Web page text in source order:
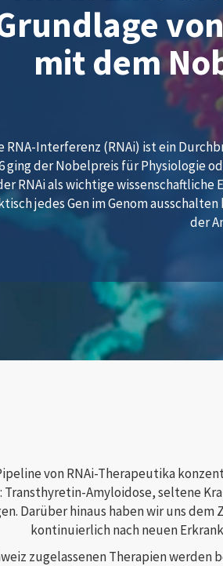
mit dem
RNA-Interferenz (RNAi) ist ein
ging der Nobelpreis für Physiologie
RNAi als wichtige
jedes Gen im Genom
der
von RNAi-Therapeutika
Transthyretin-Amyloidose, seltene
Darüber hinaus haben wir uns
kontinuierlich nach neuen
zugelassenen Therapien